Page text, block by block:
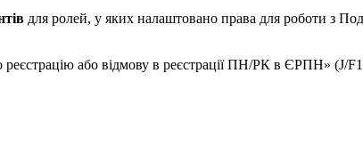
для ролей, у яких налаштовано права для роботи з
або відмову в реєстрації ПН/РК в ЄРПН» (J/